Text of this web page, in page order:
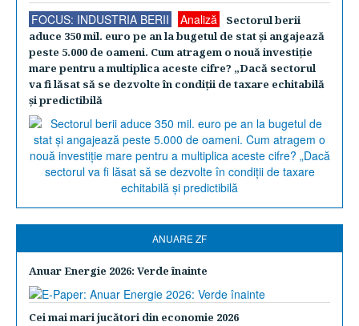
FOCUS: INDUSTRIA BERII Analiză
Sectorul berii
aduce 350 mil. euro pe an la bugetul de stat şi angajează
peste 5.000 de oameni. Cum atragem o nouă investiţie
mare pentru a multiplica aceste cifre? „Dacă sectorul
va fi lăsat să se dezvolte în condiţii de taxare echitabilă
şi predictibilă
ANUARE ZF
Anuar Energie 2026: Verde înainte
Cei mai mari jucători din economie 2026